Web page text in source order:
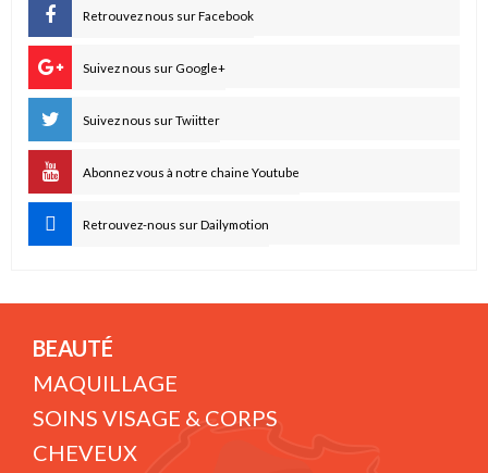
Retrouvez nous sur Facebook
Suivez nous sur Google+
Suivez nous sur Twiitter
Abonnez vous à notre chaine Youtube
Retrouvez-nous sur Dailymotion
BEAUTÉ
MAQUILLAGE
SOINS VISAGE & CORPS
CHEVEUX